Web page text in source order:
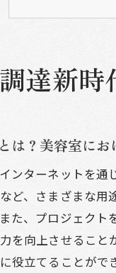
美容室
資金調
クラウドフ
プロジ
支援
クラウ
成功事
美容室
美容室オー
達新
は？美容室にお
ンターネットを通
ど、さまざまな
た、プロジェク
を向上させること
役立てることがで